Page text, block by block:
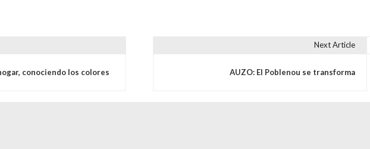
conociendo los colores
Next Article
AUZO: El Poblenou se transforma